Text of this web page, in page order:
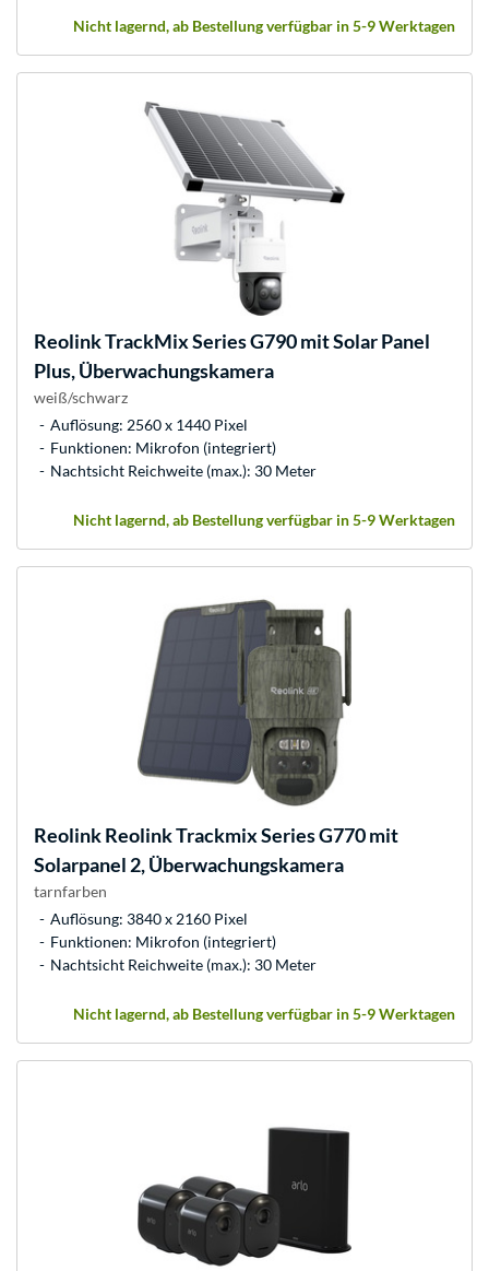
Nicht lagernd, ab Bestellung verfügbar in 5-9 Werktagen
ReolinkTrackMix Series G790 mit Solar Panel
Plus, Überwachungskamera
weiß/schwarz
Auflösung: 2560 x 1440 Pixel
Funktionen: Mikrofon (integriert)
Nachtsicht Reichweite (max.): 30 Meter
Nicht lagernd, ab Bestellung verfügbar in 5-9 Werktagen
ReolinkReolink Trackmix Series G770 mit
Solarpanel 2, Überwachungskamera
tarnfarben
Auflösung: 3840 x 2160 Pixel
Funktionen: Mikrofon (integriert)
Nachtsicht Reichweite (max.): 30 Meter
Nicht lagernd, ab Bestellung verfügbar in 5-9 Werktagen